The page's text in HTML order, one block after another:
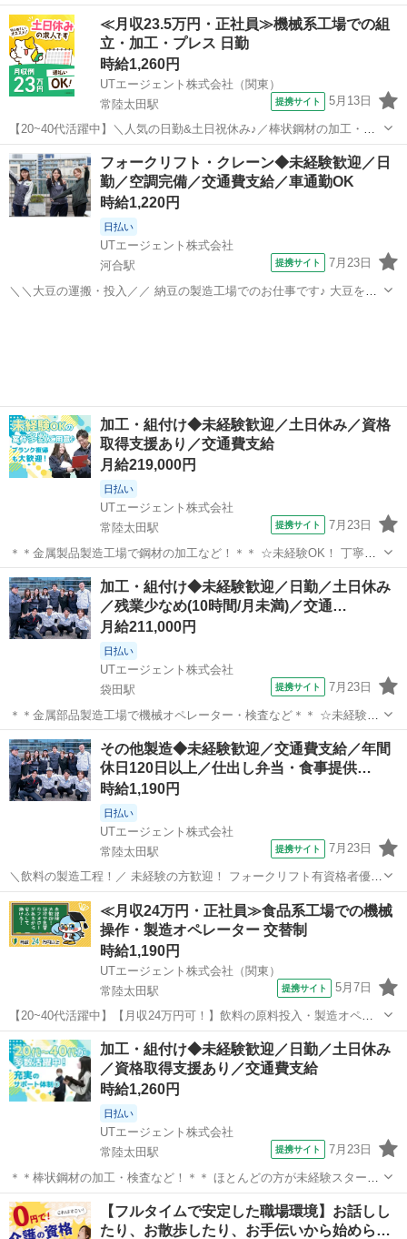
ます！ ＜具体的には…＞ ◆加熱された鉄を圧延機に差し込み、成型し
ていく作業がメインです！ ※重い製品を持ち上げることはほぼありま
せん ※作業スピードは早...
茨城 常陸太田市 常陸太田駅 工場
≪月収23.5万円・正社員≫機械系工場での組
立・加工・プレス 日勤
時給1,260円
UTエージェント株式会社（関東）
常陸太田駅
提携サイト 5月13日
【20~40代活躍中】＼人気の日勤&土日祝休み♪／棒状鋼材の加工・検
査など！未経験歓迎！長期休暇あり☆《Jcix1C》 詳細情報 ＊＊棒状鋼
材の加工・検査など！＊＊ ほとんどの方が未経験スタート！ 棒状材料
の加工などを...
茨城 常陸太田市 常陸太田駅 その他
フォークリフト・クレーン◆未経験歓迎／日
勤／空調完備／交通費支給／車通勤OK
時給1,220円
日払い
UTエージェント株式会社
河合駅
提携サイト 7月23日
＼＼大豆の運搬・投入／／ 納豆の製造工場でのお仕事です♪ 大豆を蒸
加工・組付け◆未経験歓迎／土日休み／資格
取得支援あり／交通費支給
月給219,000円
日払い
UTエージェント株式会社
常陸太田駅
提携サイト 7月23日
＊＊金属製品製造工場で鋼材の加工など！＊＊ ☆未経験OK！ 丁寧な
研修で安心のスタート♪ ＼☆頑張り次第で直接雇用の可能性あり☆／
＜具体的には…＞ ■金属加工 →加熱された鉄を圧延機に差し込み、成
型していく作業がメイ...
茨城 常陸太田市 常陸太田駅 工場
加工・組付け◆未経験歓迎／日勤／土日休み
／残業少なめ(10時間/月未満)／交通…
月給211,000円
日払い
UTエージェント株式会社
袋田駅
提携サイト 7月23日
＊＊金属部品製造工場で機械オペレーター・検査など＊＊ ☆未経験
OK！ 小さな金属部品を製造！細かい作業が好きな方にピッタリ♪ ＜具
体的には…＞ ◆旋盤のオペレーター（複数台の旋盤を担当） →材料の
投入 →機械操作 ◆製...
茨城 常陸太田市 袋田駅 工場
その他製造◆未経験歓迎／交通費支給／年間
休日120日以上／仕出し弁当・食事提供…
時給1,190円
日払い
UTエージェント株式会社
常陸太田駅
提携サイト 7月23日
＼飲料の製造工程！／ 未経験の方歓迎！ フォークリフト有資格者優遇
あり(時給50円UP！) ＜具体的には…＞ ◆調合タンクに原材料を計量し
投入する ◆監視パネルの確認 ◆撹拌ボタンの操作など機械オペレータ
ー ＜職場環境...
茨城 常陸太田市 常陸太田駅 工場
≪月収24万円・正社員≫食品系工場での機械
操作・製造オペレーター 交替制
時給1,190円
UTエージェント株式会社（関東）
常陸太田駅
提携サイト 5月7日
【20~40代活躍中】【月収24万円可！】飲料の原料投入・製造オペレ
ーター業務！GWなどの長期休暇あり《JWEI1C》 詳細情報 ＼飲料の
製造工程！／ 未経験の方歓迎！ フォークリフト有資格者優遇あり(時
給50円UP！)...
茨城 常陸太田市 常陸太田駅 その他
加工・組付け◆未経験歓迎／日勤／土日休み
／資格取得支援あり／交通費支給
時給1,260円
日払い
UTエージェント株式会社
常陸太田駅
提携サイト 7月23日
＊＊棒状鋼材の加工・検査など！＊＊ ほとんどの方が未経験スター
ト！ 棒状材料の加工などをおこなう製造オペレーター業務です♪ ＜具
体的には…＞ ①棒状の材料を型に通し製品の形状に加工 ②製品の曲が
りを矯正 ③製品のバリを...
茨城 常陸太田市 常陸太田駅 工場
【フルタイムで安定した職場環境】お話しし
たり、お散歩したり、お手伝いから始めら…